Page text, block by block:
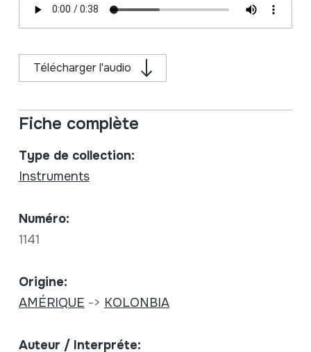
Télécharger l'audio
Fiche complète
Type de collection:
Instruments
Numéro:
1141
Origine:
AMÉRIQUE -> KOLONBIA
Auteur / Interpréte: